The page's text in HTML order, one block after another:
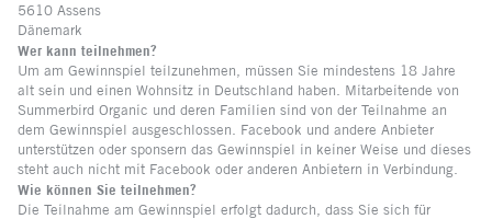
5610 Assens
Dänemark
Wer kann teilnehmen?
Um am Gewinnspiel teilzunehmen, müssen Sie mindestens 18 Jahre
alt sein und einen Wohnsitz in Deutschland haben. Mitarbeitende von
Summerbird Organic und deren Familien sind von der Teilnahme an
dem Gewinnspiel ausgeschlossen. Facebook und andere Anbieter
unterstützen oder sponsern das Gewinnspiel in keiner Weise und dieses
steht auch nicht mit Facebook oder anderen Anbietern in Verbindung.
Wie können Sie teilnehmen?
Die Teilnahme am Gewinnspiel erfolgt dadurch, dass Sie sich für